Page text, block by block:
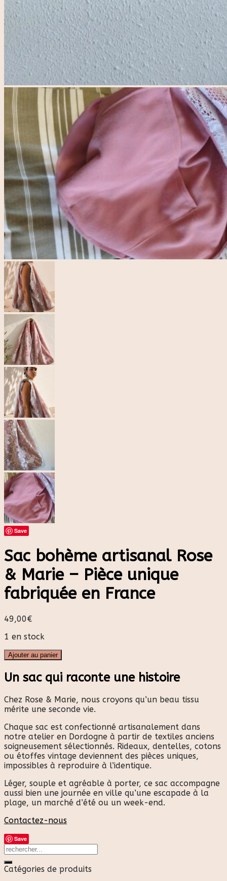
Save
Sac bohème artisanal Rose
& Marie – Pièce unique
fabriquée en France
49,00€
1 en stock
Ajouter au panier
Un sac qui raconte une histoire
Chez Rose & Marie, nous croyons qu’un beau tissu
mérite une seconde vie.
Chaque sac est confectionné artisanalement dans
notre atelier en Dordogne à partir de textiles anciens
soigneusement sélectionnés. Rideaux, dentelles, cotons
ou étoffes vintage deviennent des pièces uniques,
impossibles à reproduire à l’identique.
Léger, souple et agréable à porter, ce sac accompagne
aussi bien une journée en ville qu’une escapade à la
plage, un marché d’été ou un week-end.
Contactez-nous
Save
Catégories de produits